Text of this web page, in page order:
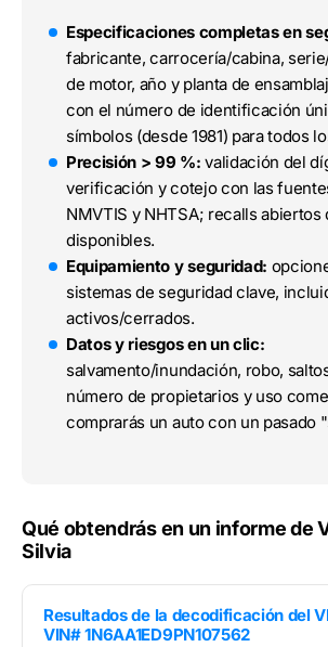
Especificaciones completas en
fabricante, carrocería/cabina,
de motor, año y planta de
con el número de identificación
símbolos (desde 1981) para todos
Precisión > 99 %: validación del
verificación y cotejo con las
NMVTIS y NHTSA; recalls
disponibles.
Equipamiento y seguridad:
sistemas de seguridad clave,
activos/cerrados.
Datos y riesgos en un clic:
salvamento/inundación, robo,
número de propietarios y uso
comprarás un auto con un pasado
Qué obtendrás en un informe de
Silvia
Resultados de la decodificación del
VIN# 1N6AA1ED9PN107562